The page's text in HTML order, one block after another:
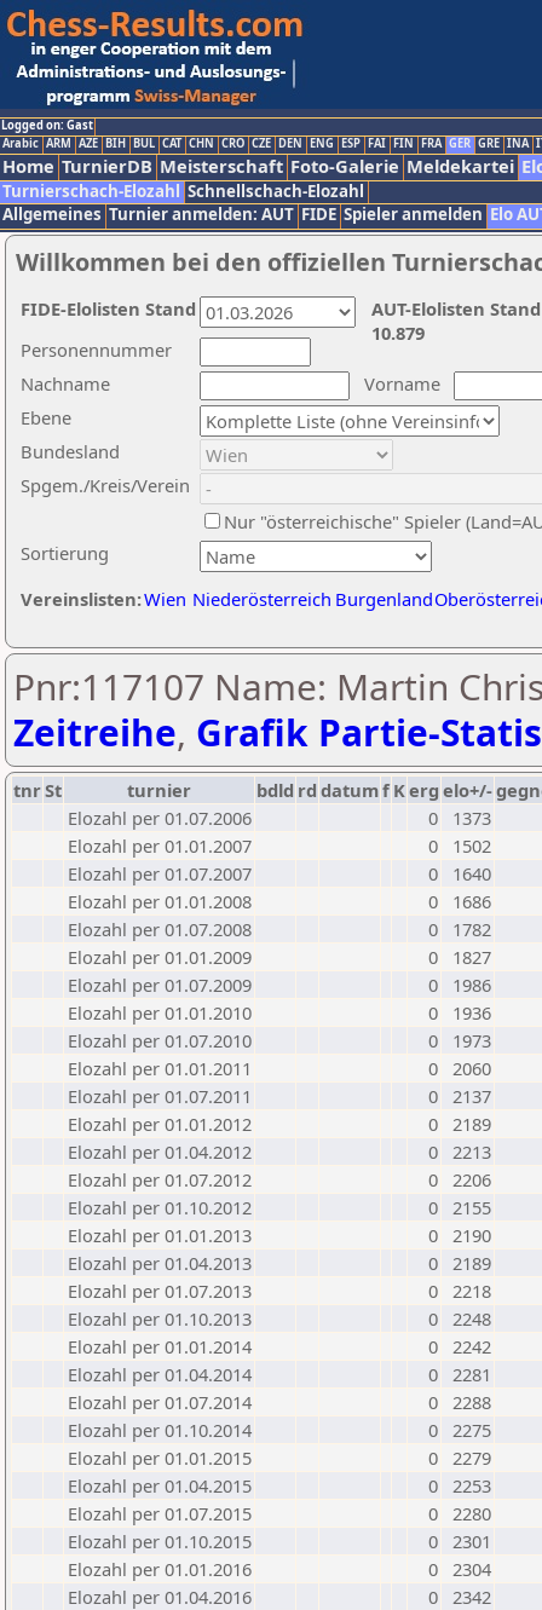
Logged on: Gast
Arabic ARM AZE BIH BUL CAT CHN CRO CZE DEN ENG ESP FAI FIN FRA GER GRE INA
Home TurnierDB Meisterschaft Foto-Galerie Meldekartei
Turnierschach-Elozahl Schnellschach-Elozahl
Allgemeines Turnier anmelden: AUT FIDE Spieler anmelden Elo
Willkommen bei den offiziellen
Nachname
Vorname
Ebene
Sortierung
Personennummer
Bundesland
Spgem./Kreis/Verein
Nur "österreichische" Spieler
Vereinslisten:Wien Niederösterreich Burgenland
AUT-Elolisten
10.879
FIDE-Elolisten Stand
Pnr:117107 Name: Martin
Zeitreihe, Grafik Partie-
tnrSt turnier bdld rd datumf Kerg elo+/-
Elozahl per 01.07.2006
0
1373
Elozahl per 01.01.2007
0
1502
Elozahl per 01.07.2007
0
1640
Elozahl per 01.01.2008
0
1686
Elozahl per 01.07.2008
0
1782
Elozahl per 01.01.2009
0
1827
Elozahl per 01.07.2009
0
1986
Elozahl per 01.01.2010
0
1936
Elozahl per 01.07.2010
0
1973
Elozahl per 01.01.2011
0 2060
Elozahl per 01.07.2011
0 2137
Elozahl per 01.01.2012
0 2189
Elozahl per 01.04.2012
0 2213
Elozahl per 01.07.2012
0 2206
Elozahl per 01.10.2012
0 2155
Elozahl per 01.01.2013
0 2190
Elozahl per 01.04.2013
0 2189
Elozahl per 01.07.2013
0 2218
Elozahl per 01.10.2013
0 2248
Elozahl per 01.01.2014
0 2242
Elozahl per 01.04.2014
0 2281
Elozahl per 01.07.2014
0 2288
Elozahl per 01.10.2014
0 2275
Elozahl per 01.01.2015
0 2279
Elozahl per 01.04.2015
0 2253
Elozahl per 01.07.2015
0 2280
Elozahl per 01.10.2015
0 2301
Elozahl per 01.01.2016
0 2304
Elozahl per 01.04.2016
0 2342